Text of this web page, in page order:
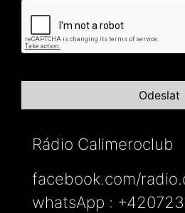
Rádio Calimeroclub
facebook.com/
whatsApp :